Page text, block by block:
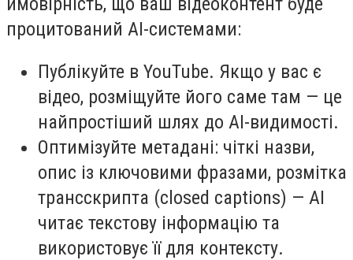
процитований AI-системами:
Публікуйте в YouTube. Якщо у вас є
відео, розміщуйте його саме там — це
найпростіший шлях до AI-видимості.
Оптимізуйте метадані: чіткі назви,
опис із ключовими фразами, розмітка
трансскрипта (closed captions) — AI
читає текстову інформацію та
використовує її для контексту.